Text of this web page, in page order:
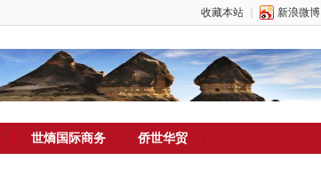
收藏本站 新浪微博
世熵国际商务 侨世华贸